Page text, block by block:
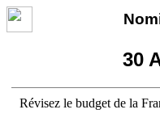
30
Révisez le budget de la